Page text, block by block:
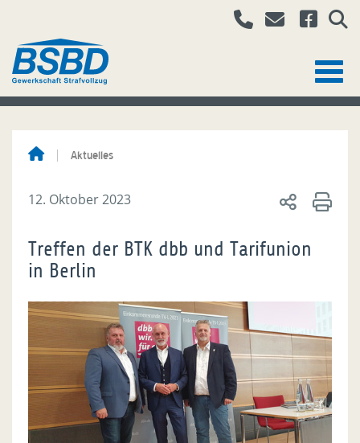
Aktuelles
12. Oktober 2023
Treffen der BTK dbb und Tarifunion
in Berlin